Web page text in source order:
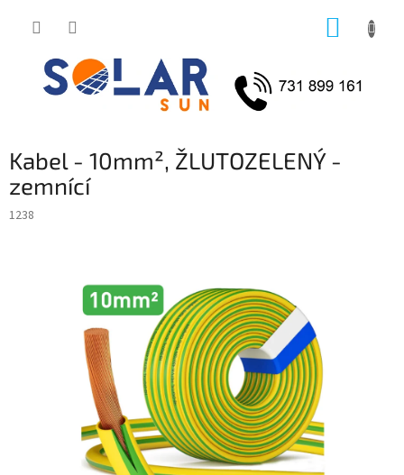
Kabel - 10mm², ŽLUTOZELENÝ -
zemnící
1238